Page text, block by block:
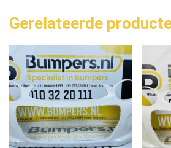
Gerelateerde